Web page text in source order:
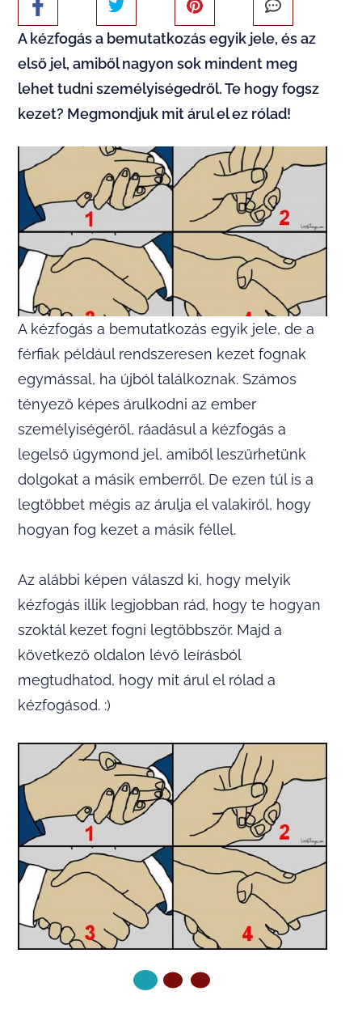
A kézfogás a bemutatkozás egyik jele, és az
első jel, amiből nagyon sok mindent meg
lehet tudni személyiségedről. Te hogy fogsz
kezet? Megmondjuk mit árul el ez rólad!
A kézfogás a bemutatkozás egyik jele, de a
férfiak például rendszeresen kezet fognak
egymással, ha újból találkoznak. Számos
tényező képes árulkodni az ember
személyiségéről, ráadásul a kézfogás a
legelső úgymond jel, amiből leszűrhetünk
dolgokat a másik emberről. De ezen túl is a
legtöbbet mégis az árulja el valakiről, hogy
hogyan fog kezet a másik féllel.
Az alábbi képen válaszd ki, hogy melyik
kézfogás illik legjobban rád, hogy te hogyan
szoktál kezet fogni legtöbbször. Majd a
következő oldalon lévő leírásból
megtudhatod, hogy mit árul el rólad a
kézfogásod. :)